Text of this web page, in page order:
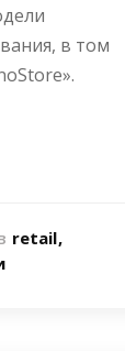
в том
retail